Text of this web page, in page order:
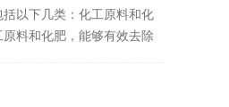
以下几类：化工原料和化
料和化肥，能够有效去除
状和浆状物料的干燥处